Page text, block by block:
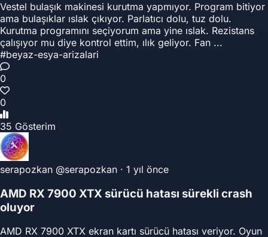
Vestel bulaşık makinesi kurutma yapmıyor. Program bitiyor
ama bulaşıklar ıslak çıkıyor. Parlatıcı dolu, tuz dolu.
Kurutma programını seçiyorum ama yine ıslak. Rezistans
çalışıyor mu diye kontrol ettim, ılık geliyor. Fan ...
#beyaz-esya-arizalari
0
0
35 Gösterim
serapozkan @serapozkan · 1 yıl önce
AMD RX 7900 XTX sürücü hatası sürekli crash
oluyor
AMD RX 7900 XTX ekran kartı sürücü hatası veriyor. Oyun